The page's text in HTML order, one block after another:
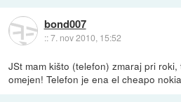
bond007
::7. nov 2010, 15:52
JSt mam kišto (telefon) zmaraj pri
omejen! Telefon je ena el cheapo